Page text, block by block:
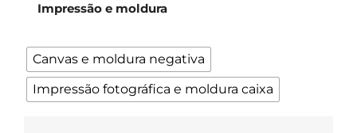
Impressão e moldura
Canvas e moldura negativa
Impressão fotográfica e moldura caixa